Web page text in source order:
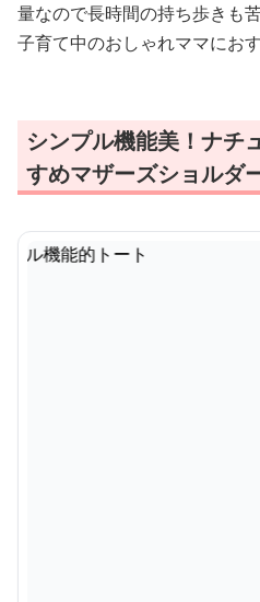
量なので長時間の持ち歩きも
子育て中のおしゃれママにお
シンプル機能美！ナチ
すめマザーズショルダ